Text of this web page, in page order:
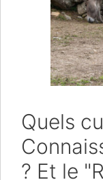
Quels
? Et le